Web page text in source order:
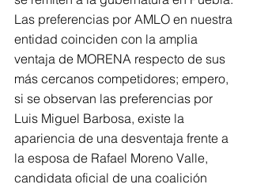
Las preferencias por AMLO en nuestra
entidad coinciden con la amplia
ventaja de MORENA respecto de sus
más cercanos competidores; empero,
si se observan las preferencias por
Luis Miguel Barbosa, existe la
apariencia de una desventaja frente a
la esposa de Rafael Moreno Valle,
candidata oficial de una coalición